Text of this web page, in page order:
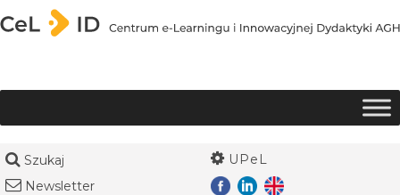
Przejdź do treści
Szukaj
UPeL
Newsletter